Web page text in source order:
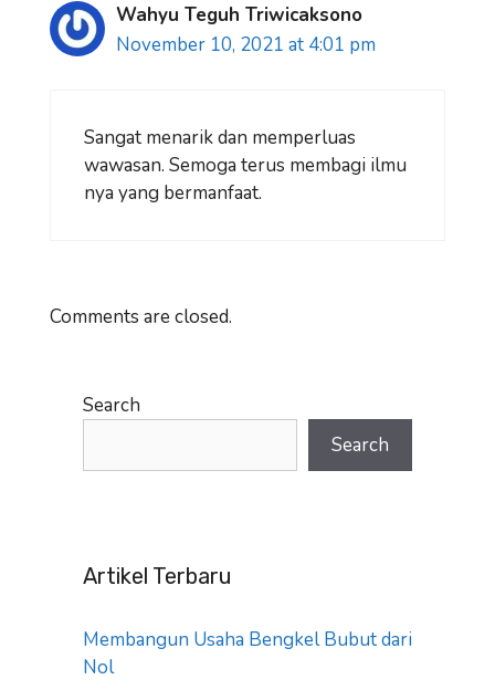
Wahyu Teguh Triwicaksono
November 10, 2021 at 4:01 pm
Sangat menarik dan memperluas
wawasan. Semoga terus membagi ilmu
nya yang bermanfaat.
Comments are closed.
Search
Search
Artikel Terbaru
Membangun Usaha Bengkel Bubut dari
Nol